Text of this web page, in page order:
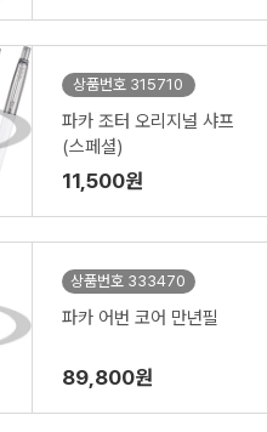
상품번호 315710
파카 조터 오리지널 샤프
(스페셜)
11,500원
상품번호 333470
파카 어번 코어 만년필
89,800원